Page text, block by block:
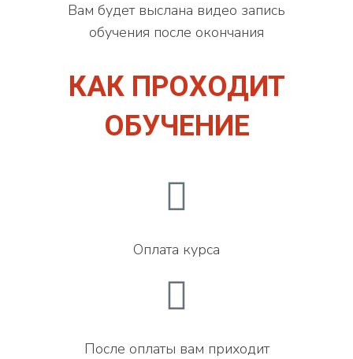
Вам будет выслана видео запись
обучения после окончания
КАК ПРОХОДИТ
ОБУЧЕНИЕ
Оплата курса
После оплаты вам приходит